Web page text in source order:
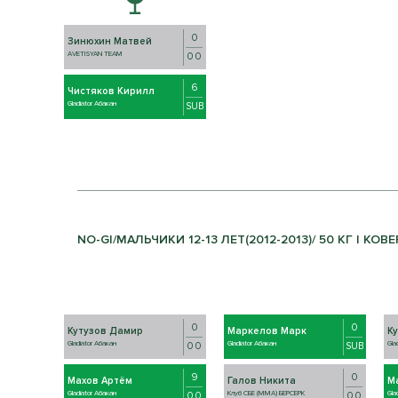
Зинюхин Матвей
AVETISYAN TEAM
0
0 0
Чистяков Кирилл
Gladiator Абакан
6
SUB
NO-GI/МАЛЬЧИКИ 12-13 ЛЕТ(2012-2013)/ 50 КГ |
Кутузов Дамир
Gladiator Абакан
0
0 0
Махов Артём
Gladiator Абакан
9
Маркелов Марк
Gladiator Абакан
0
SUB
Галов Никита
Клуб СБЕ (ММА) БЕРСЕРК
0